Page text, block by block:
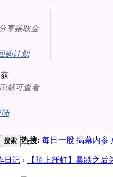
享赚取金
购计划
就可查看
搜索 热搜: 每日一股 揭幕内参
日记 ›
【陌上纤虹】暴跌之后